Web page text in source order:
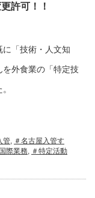
許可！！
「技術・人文知
外食業の「特定技
管, ＃名古屋入管す
際業務, ＃特定活動